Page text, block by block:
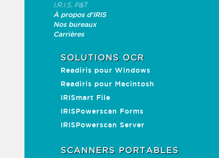
I.R.I.S. P&T
À propos d'IRIS
Nos bureaux
Carrières
SOLUTIONS OCR
Readiris pour Windows
Readiris pour Macintosh
IRISmart File
IRISPowerscan Forms
IRISPowerscan Server
SCANNERS PORTABLES